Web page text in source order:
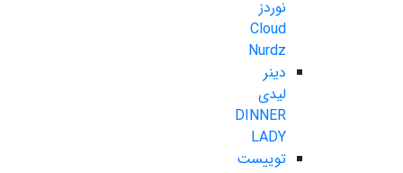
نوردز
Cloud
Nurdz
دینر
لیدی
DINNER
LADY
توییست